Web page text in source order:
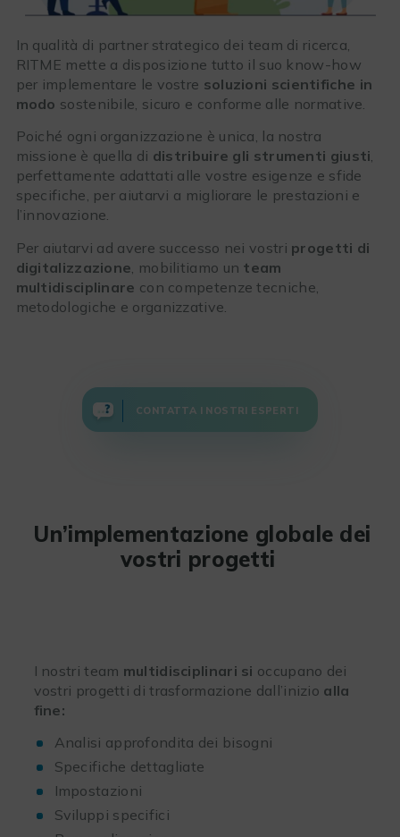
In qualità di partner strategico dei team di ricerca,
RITME mette a disposizione tutto il suo know-how
per implementare le vostre soluzioni scientifiche in
modo sostenibile, sicuro e conforme alle normative.
Poiché ogni organizzazione è unica, la nostra
missione è quella di distribuire gli strumenti giusti,
perfettamente adattati alle vostre esigenze e sfide
specifiche, per aiutarvi a migliorare le prestazioni e
l’innovazione.
Per aiutarvi ad avere successo nei vostri progetti di
digitalizzazione , mobilitiamo un team
multidisciplinare con competenze tecniche,
metodologiche e organizzative.
CONTATTA I NOSTRI ESPERTI
Un’implementazione globale dei
vostri progetti
I nostri team multidisciplinari si occupano dei
vostri progetti di trasformazione dall’inizio alla
fine:
Analisi approfondita dei bisogni
Specifiche dettagliate
Impostazioni
Sviluppi specifici